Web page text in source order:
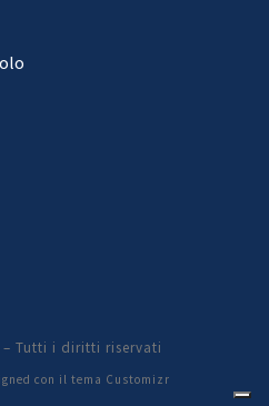
– Tutti i diritti riservati
con il tema Customizr